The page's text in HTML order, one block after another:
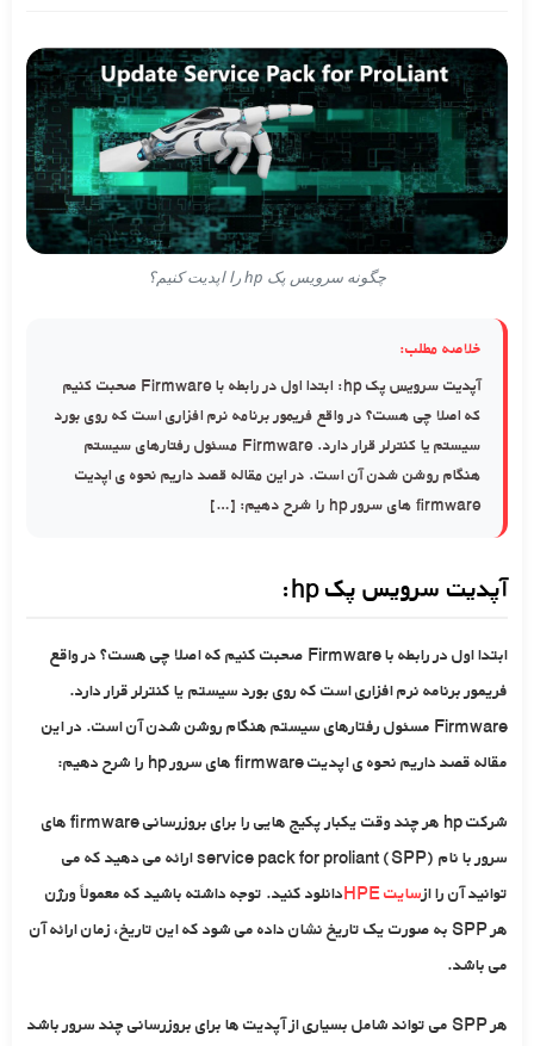
چگونه سرویس پک hp را اپدیت کنیم؟
خلاصه مطلب:
آپدیت سرویس پک hp: ابتدا اول در رابطه با Firmware صحبت کنیم
که اصلا چی هست؟ در واقع فریمور برنامه نرم ‌افزاری است که روی بورد
سیستم یا کنترلر قرار دارد. Firmware مسئول رفتارهای سیستم
هنگام روشن شدن آن است. در این مقاله قصد داریم نحوه ی اپدیت
firmware های سرور hp را شرح دهیم: […]
آپدیت سرویس پک hp:
ابتدا اول در رابطه با Firmware صحبت کنیم که اصلا چی هست؟ در واقع
فریمور برنامه نرم ‌افزاری است که روی بورد سیستم یا کنترلر قرار دارد.
Firmware مسئول رفتارهای سیستم هنگام روشن شدن آن است. در این
مقاله قصد داریم نحوه ی اپدیت firmware های سرور hp را شرح دهیم:
شرکت hp هر چند وقت یکبار پکیج هایی را برای بروزرسانی firmware های
سرور با نام service pack for proliant (SPP) ارائه می دهید که می
توانید آن را ازسایت HPE
دانلود کنید. توجه داشته باشید که معمولاً ورژن
هر SPP به صورت یک تاریخ نشان داده می شود که این تاریخ، زمان ارائه آن
می باشد.
هر SPP می تواند شامل بسیاری از آپدیت ها برای بروزرسانی چند سرور باشد